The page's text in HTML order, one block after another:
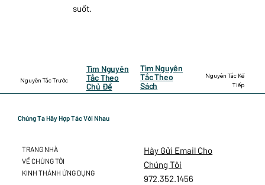
Nguyên Tắc Trước
Tìm Nguyên
Tắc Theo
Chủ Đề
Tìm Nguyên
Tắc Theo
Sách
Nguyên Tắc Kế
Tiếp
suốt.
Chúng Ta Hãy Hợp Tác Với Nhau
Hãy Gửi Email Cho
Chúng Tôi
972.352.1456
TRANG NHÀ
VỀ CHÚNG TÔI
KINH THÁNH ỨNG DỤNG